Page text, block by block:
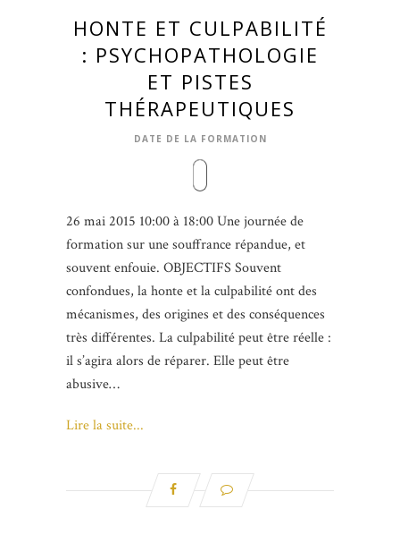
HONTE ET CULPABILITÉ
: PSYCHOPATHOLOGIE
ET PISTES
THÉRAPEUTIQUES
DATE DE LA FORMATION
26 mai 2015 10:00 à 18:00 Une journée de
formation sur une souffrance répandue, et
souvent enfouie. OBJECTIFS Souvent
confondues, la honte et la culpabilité ont des
mécanismes, des origines et des conséquences
très différentes. La culpabilité peut être réelle :
il s’agira alors de réparer. Elle peut être
abusive…
Lire la suite...